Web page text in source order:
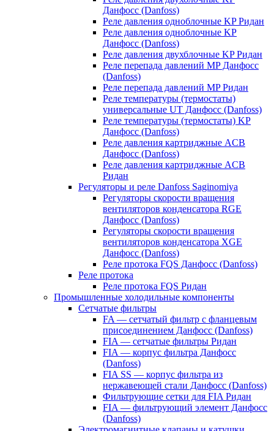
Данфосс (Danfoss)
Реле давления одноблочные KP Ридан
Реле давления одноблочные KP
Данфосс (Danfoss)
Реле давления двухблочные KP Ридан
Реле перепада давлений MP Данфосс
(Danfoss)
Реле перепада давлений MP Ридан
Реле температуры (термостаты)
универсальные UT Данфосс (Danfoss)
Реле температуры (термостаты) KP
Данфосс (Danfoss)
Реле давления картриджные ACB
Данфосс (Danfoss)
Реле давления картриджные ACB
Ридан
Регуляторы и реле Danfoss Saginomiya
Регуляторы скорости вращения
вентиляторов конденсатора RGE
Данфосс (Danfoss)
Регуляторы скорости вращения
вентиляторов конденсатора XGE
Данфосс (Danfoss)
Реле протока FQS Данфосс (Danfoss)
Реле протока
Реле протока FQS Ридан
Промышленные холодильные компоненты
Сетчатые фильтры
FA — сетчатый фильтр с фланцевым
присоединением Данфосс (Danfoss)
FIA — сетчатые фильтры Ридан
FIA — корпус фильтра Данфосс
(Danfoss)
FIA SS — корпус фильтра из
нержавеющей стали Данфосс (Danfoss)
Фильтрующие сетки для FIA Ридан
FIA — фильтрующий элемент Данфосс
(Danfoss)